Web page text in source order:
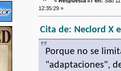
12:35:29 »
Cita de: Neclord X
Porque no se
"adaptaciones",